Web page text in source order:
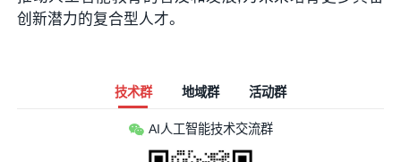
创新潜力的复合型人才。
技术群 地域群 活动群
AI人工智能技术交流群